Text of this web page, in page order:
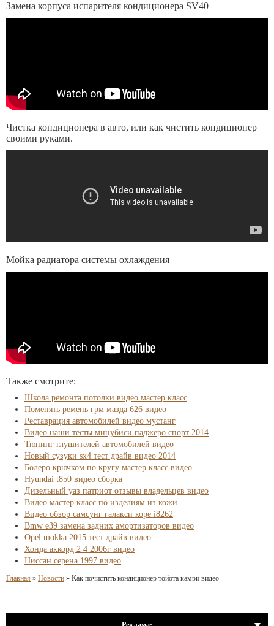
Замена корпуса испарителя кондиционера SV40
Чистка кондиционера в авто, или как чистить кондиционер
своими руками.
Мойка радиатора системы охлаждения
Также смотрите:
Школа ремонта потолки видео мастер класс
Поменять ремень грм мазда 626 видео
Реставрация автомобилей видео мустанг
Видео наши тесты мицубиси паджеро спорт 2014
Тюнинг глушителей автомобилей видео
Новый сузуки sx4 тест драйв видео 2014
Болеро крючком по кругу мастер класс видео
Hyundai t850 видео сборка
Дизельный уаз патриот отзывы владельцев видео
Видео мастер класс по изделиям из кожи
Видео обзор самсунг галакси коре i8262
Bmw e39 замена задних амортизаторов видео
Opel mokka 2015 тест драйв видео
Хонда аккорд 2 4 2006г видео
Ниссан серена 1997 видео
Главная » Новости » Как почистить кондиционер тойота камри видео